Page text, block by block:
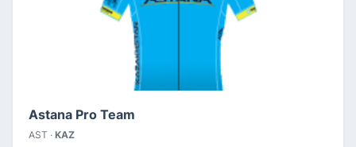
Astana Pro Team
AST · KAZ